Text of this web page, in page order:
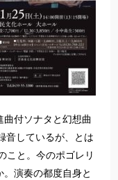
付ソナタと幻想曲
音しているが、とは
こと。今のポゴレリ
演奏の都度自身と